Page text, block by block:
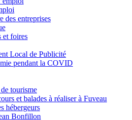
des entreprises
et foires
Local de Publicité
pendant la COVID
tourisme
et balades à réaliser à Fuveau
hébergeurs
Bonfillon